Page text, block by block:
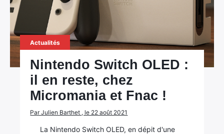
Actualités
Nintendo Switch OLED :
il en reste, chez
Micromania et Fnac !
Par Julien Barthet , le 22 août 2021
La Nintendo Switch OLED, en dépit d'une
Rechercher